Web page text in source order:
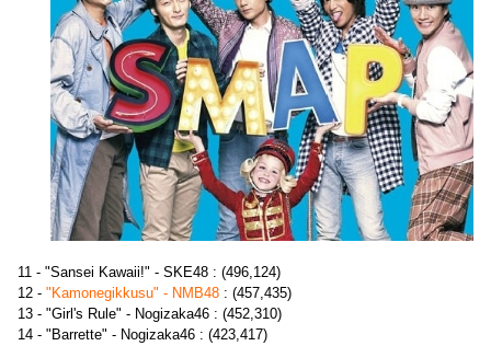
11 - "Sansei Kawaii!" - SKE48 : (496,124)
12 - "Kamonegikkusu" - NMB48 : (457,435)
13 - "Girl's Rule" - Nogizaka46 : (452,310)
14 - "Barrette" - Nogizaka46 : (423,417)